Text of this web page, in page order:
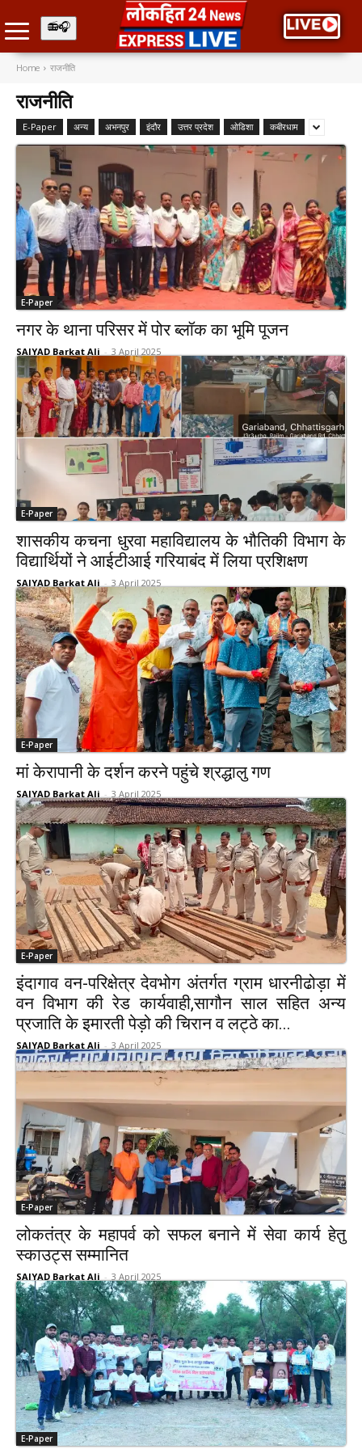
Home राजनीति
राजनीति
E-Paper अन्य अभनपुर इंदौर उत्तर प्रदेश ओडिशा कबीरधाम
E-Paper
नगर के थाना परिसर में पोर ब्लॉक का भूमि पूजन
SAIYAD Barkat Ali - 3 April 2025
E-Paper
शासकीय कचना धुरवा महाविद्यालय के भौतिकी विभाग के
विद्यार्थियों ने आईटीआई गरियाबंद में लिया प्रशिक्षण
SAIYAD Barkat Ali - 3 April 2025
E-Paper
मां केरापानी के दर्शन करने पहुंचे श्रद्धालु गण
SAIYAD Barkat Ali - 3 April 2025
E-Paper
इंदागाव वन-परिक्षेत्र देवभोग अंतर्गत ग्राम धारनीढोड़ा में
वन विभाग की रेड कार्यवाही,सागौन साल सहित अन्य
प्रजाति के इमारती पेड़ो की चिरान व लट्ठे का...
SAIYAD Barkat Ali - 3 April 2025
E-Paper
लोकतंत्र के महापर्व को सफल बनाने में सेवा कार्य हेतु
स्काउट्स सम्मानित
SAIYAD Barkat Ali - 3 April 2025
E-Paper